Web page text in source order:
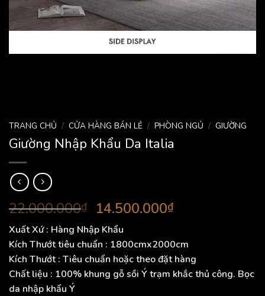
TRANG CHỦ / CỬA HÀNG BÁN LẺ / PHÒNG NGỦ / GIƯỜNG
Giường Nhập Khẩu Da Italia
22.000.000₫ Giá
gốc
là:
22.000.000₫.
14.500.000₫Giá
tại
là:
14.500.000₫.
Xuất Xứ: Hàng Nhập Khẩu
Kích Thướttiêu chuẩn : 1800cmx2000cm
Kích Thướt: Tiêu chuẩn hoặc theo đặt hàng
Chất liệu : 100% khung gỗ sồi Ý trạm khắc thủ công. Bọc
da nhập khẩu Ý